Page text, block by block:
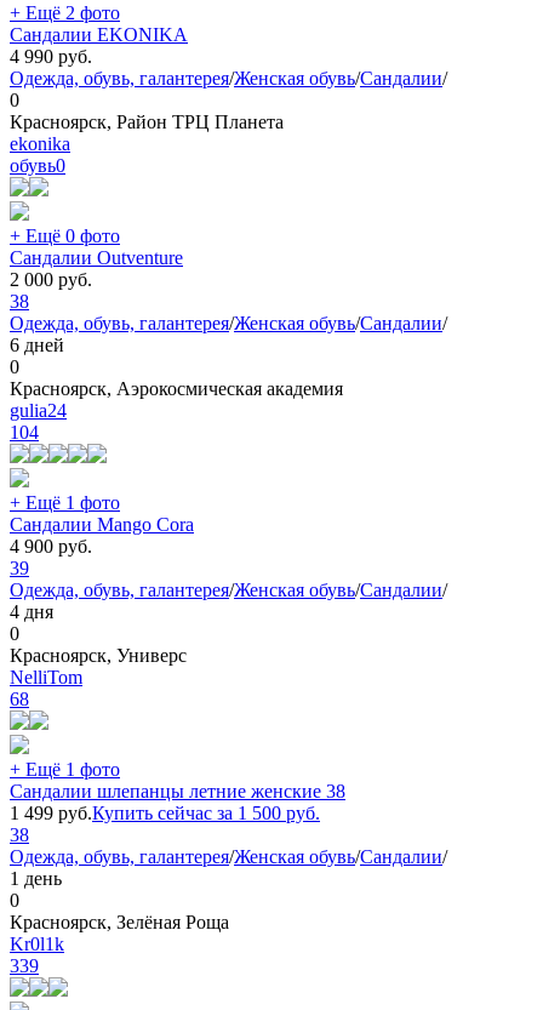
+ Ещё 2 фото
Сандалии EKONIKA
4 990 руб.
Одежда, обувь, галантерея/Женская обувь/Сандалии/
0
Красноярск, Район ТРЦ Планета
ekonika
обувь0
+ Ещё 0 фото
Сандалии Outventure
2 000 руб.
38
Одежда, обувь, галантерея/Женская обувь/Сандалии/
6 дней
0
Красноярск, Аэрокосмическая академия
gulia24
104
+ Ещё 1 фото
Сандалии Mango Cora
4 900 руб.
39
Одежда, обувь, галантерея/Женская обувь/Сандалии/
4 дня
0
Красноярск, Универс
NelliTom
68
+ Ещё 1 фото
Сандалии шлепанцы летние женские 38
1 499 руб.Купить сейчас за 1 500 руб.
38
Одежда, обувь, галантерея/Женская обувь/Сандалии/
1 день
0
Красноярск, Зелёная Роща
Kr0l1k
339